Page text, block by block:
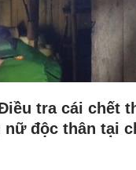
tra cái chết
nữ độc thân tại